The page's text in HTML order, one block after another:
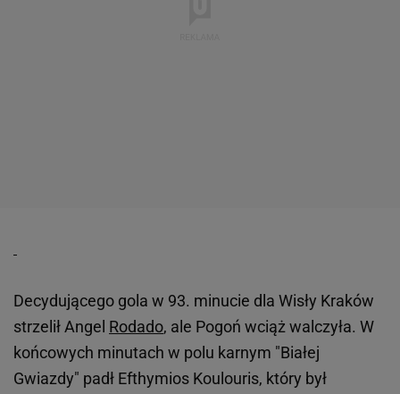
Decydującego gola w 93. minucie dla Wisły Kraków
strzelił Angel Rodado, ale Pogoń wciąż walczyła. W
końcowych minutach w polu karnym "Białej
Gwiazdy" padł Efthymios Koulouris, który był